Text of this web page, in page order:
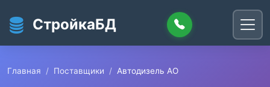
СтройкаБД
Главная Поставщики Автодизель АО